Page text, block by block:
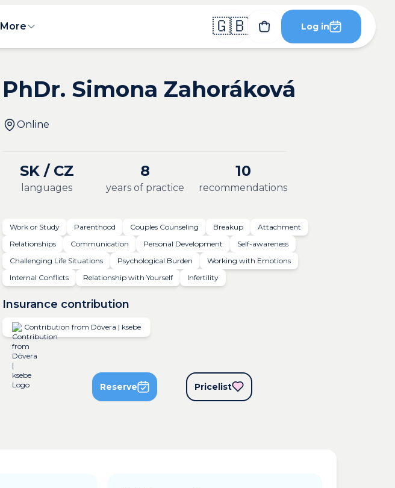
More 🇬🇧 Log in
PhDr. Simona Zahoráková
Online
SK / CZ
languages
8
years of practice
10
recommendations
Work or Study Parenthood Couples Counseling Breakup
Attachment
Relationships
Communication Personal Development
Self-awareness
Challenging Life Situations
Psychological Burden
Working with Emotions
Internal Conflicts
Relationship with Yourself Infertility
Insurance contribution
Contribution from Dôvera | ksebe
Reserve Pricelist